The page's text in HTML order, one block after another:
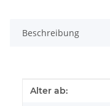
Beschreibung
Produkteigenschaft
Wert
Alter ab: